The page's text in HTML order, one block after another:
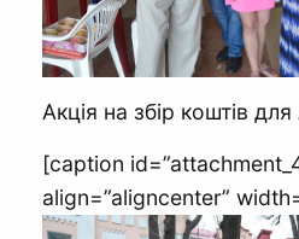
Акція на збір коштів
[caption
align=”aligncenter”